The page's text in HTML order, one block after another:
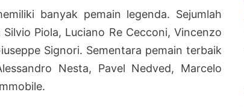
banyak pemain legenda. Sejumlah
Piola, Luciano Re Cecconi, Vincenzo
Signori. Sementara pemain terbaik
Nesta, Pavel Nedved, Marcelo